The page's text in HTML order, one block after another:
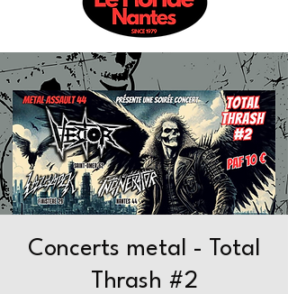
Concerts metal - Total
Thrash #2